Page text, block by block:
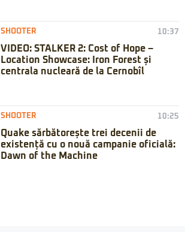
SHOOTER 10:37
VIDEO: STALKER 2: Cost of Hope –
Location Showcase: Iron Forest și
centrala nucleară de la Cernobîl
SHOOTER 10:25
Quake sărbătorește trei decenii de
existență cu o nouă campanie oficială:
Dawn of the Machine